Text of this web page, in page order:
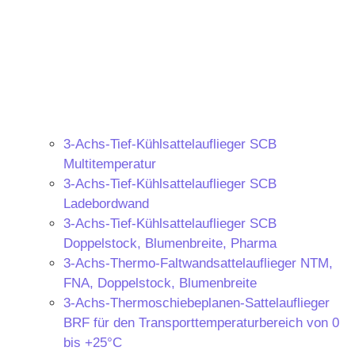
3-Achs-Tief-Kühlsattelauflieger SCB
Multitemperatur
3-Achs-Tief-Kühlsattelauflieger SCB
Ladebordwand
3-Achs-Tief-Kühlsattelauflieger SCB
Doppelstock, Blumenbreite, Pharma
3-Achs-Thermo-Faltwandsattelauflieger NTM,
FNA, Doppelstock, Blumenbreite
3-Achs-Thermoschiebeplanen-Sattelauflieger
BRF für den Transporttemperaturbereich von 0
bis +25°C